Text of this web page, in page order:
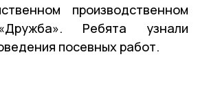
производственном
Ребята узнали
посевных работ.